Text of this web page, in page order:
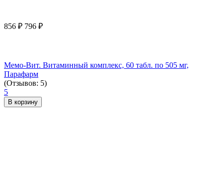
856 ₽ 796 ₽
Мемо-Вит. Витаминный комплекс, 60 табл. по 505 мг,
Парафарм
(Отзывов: 5)
5
В корзину